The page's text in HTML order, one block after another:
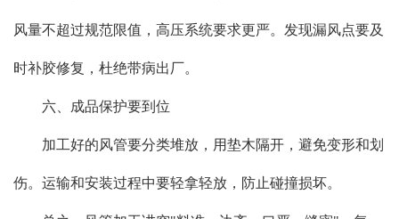
风量不超过规范限值，高压系统要求更严。发现漏风点要及
时补胶修复，杜绝带病出厂。
六、成品保护要到位
加工好的风管要分类堆放，用垫木隔开，避免变形和划
伤。运输和安装过程中要轻拿轻放，防止碰撞损坏。